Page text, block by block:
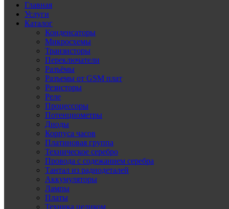
Главная
Услуги
Каталог
Конденсаторы
Микросхемы
Транзисторы
Переключатели
Разъёмы
Разъемы от GSM плат
Резисторы
Реле
Процессоры
Потенциометры
Диоды
Корпуса часов
Платиновая группа
Техническое серебро
Провода с содежанием серебра
Тантал из радиодеталей
Аккумуляторы
Лампы
Платы
Техника целиком